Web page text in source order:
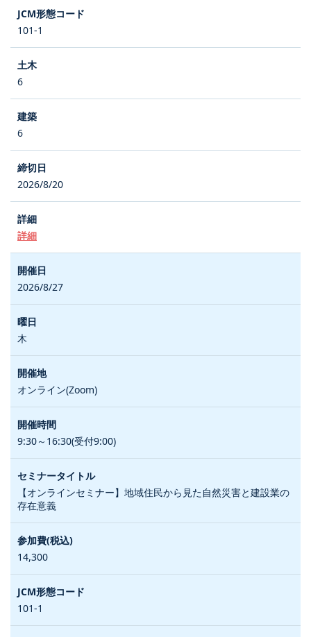
101-1
6
6
2026/8/20
詳細
2026/8/27
木
オンライン(Zoom)
9:30～16:30(受付9:00)
【オンラインセミナー】地域住民から見た自然災害と建設業の
存在意義
14,300
101-1